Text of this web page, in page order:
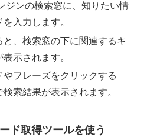
ジンの検索窓に、知りたい情
入力します。
、検索窓の下に関連するキ
示されます。
フレーズをクリックする
索結果が表示されます。
ド取得ツールを使う